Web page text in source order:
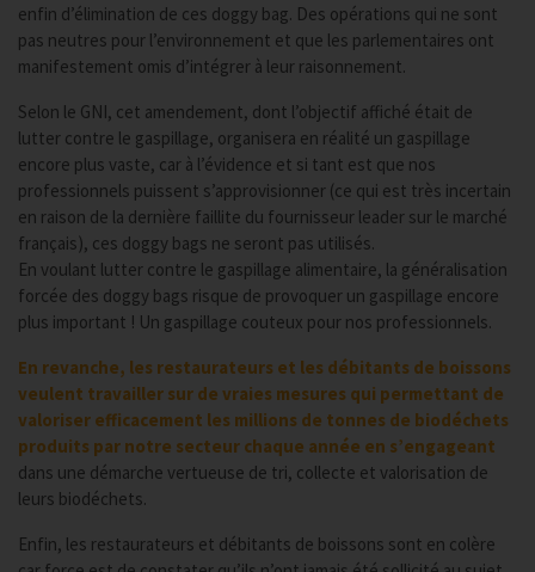
enfin d’élimination de ces doggy bag. Des opérations qui ne sont
pas neutres pour l’environnement et que les parlementaires ont
manifestement omis d’intégrer à leur raisonnement.
Selon le GNI, cet amendement, dont l’objectif affiché était de
lutter contre le gaspillage, organisera en réalité un gaspillage
encore plus vaste, car à l’évidence et si tant est que nos
professionnels puissent s’approvisionner (ce qui est très incertain
en raison de la dernière faillite du fournisseur leader sur le marché
français), ces doggy bags ne seront pas utilisés.
En voulant lutter contre le gaspillage alimentaire, la généralisation
forcée des doggy bags risque de provoquer un gaspillage encore
plus important ! Un gaspillage couteux pour nos professionnels.
En revanche, les restaurateurs et les débitants de boissons
veulent travailler sur de vraies mesures qui permettant de
valoriser efficacement les millions de tonnes de biodéchets
produits par notre secteur chaque année en s’engageant
dans une démarche vertueuse de tri, collecte et valorisation de
leurs biodéchets.
Enfin, les restaurateurs et débitants de boissons sont en colère